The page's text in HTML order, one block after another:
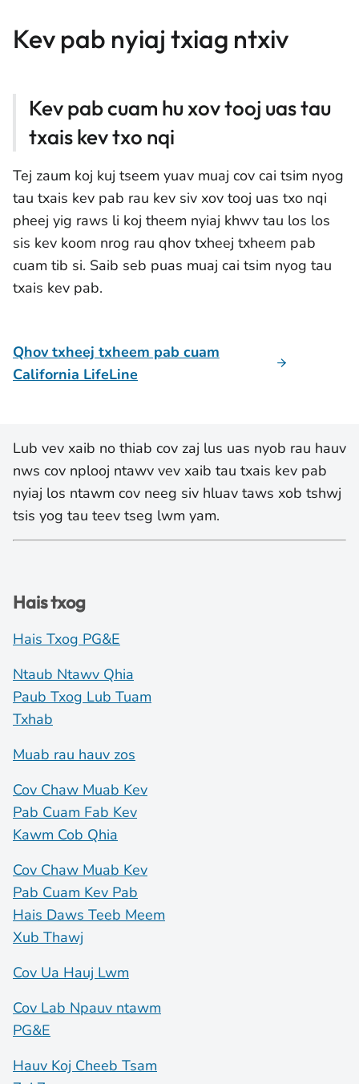
Kev pab nyiaj txiag ntxiv
Kev pab cuam hu xov tooj uas tau
txais kev txo nqi
Tej zaum koj kuj tseem yuav muaj cov cai tsim nyog
tau txais kev pab rau kev siv xov tooj uas txo nqi
pheej yig raws li koj theem nyiaj khwv tau los los
sis kev koom nrog rau qhov txheej txheem pab
cuam tib si. Saib seb puas muaj cai tsim nyog tau
txais kev pab.
Qhov txheej txheem pab cuam
California LifeLine
Lub vev xaib no thiab cov zaj lus uas nyob rau hauv
nws cov nplooj ntawv vev xaib tau txais kev pab
nyiaj los ntawm cov neeg siv hluav taws xob tshwj
tsis yog tau teev tseg lwm yam.
Hais txog
Hais Txog PG&E
Ntaub Ntawv Qhia
Paub Txog Lub Tuam
Txhab
Muab rau hauv zos
Cov Chaw Muab Kev
Pab Cuam Fab Kev
Kawm Cob Qhia
Cov Chaw Muab Kev
Pab Cuam Kev Pab
Hais Daws Teeb Meem
Xub Thawj
Cov Ua Hauj Lwm
Cov Lab Npauv ntawm
PG&E
Hauv Koj Cheeb Tsam